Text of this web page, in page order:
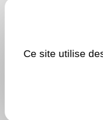
Ce site utilise